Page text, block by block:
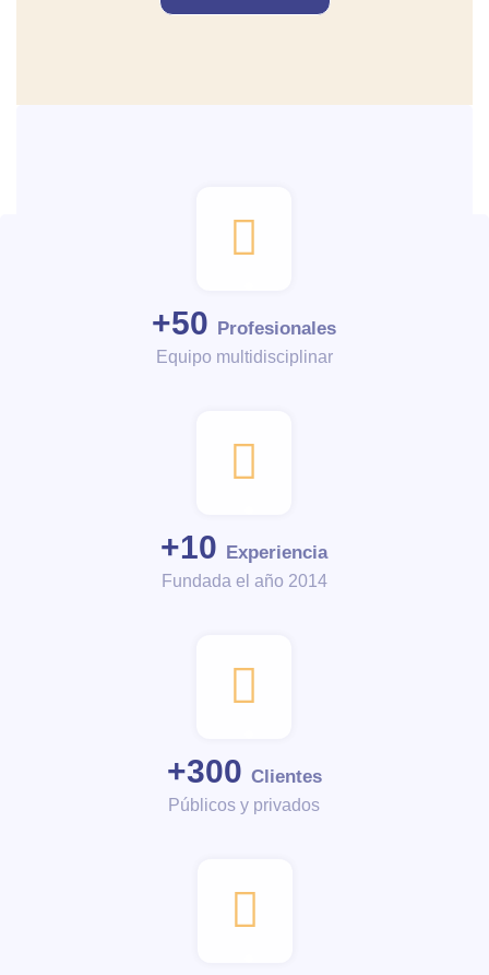
+50 Profesionales
Equipo multidisciplinar
+10 Experiencia
Fundada el año 2014
+300 Clientes
Públicos y privados